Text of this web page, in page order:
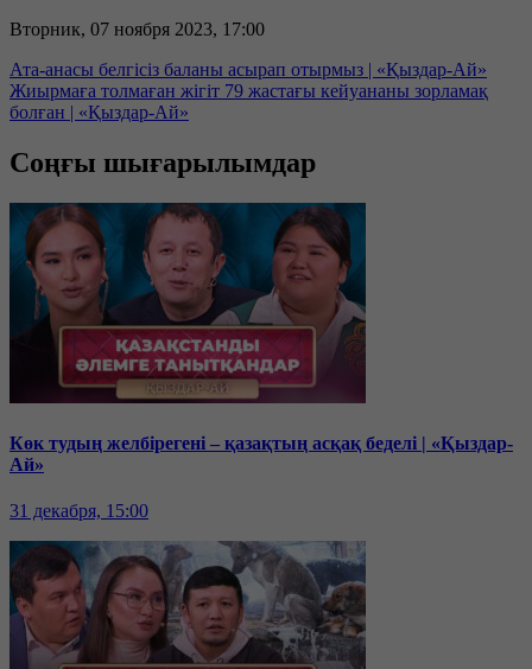
Вторник, 07 ноября 2023, 17:00
Ата-анасы белгісіз баланы асырап отырмыз | «Қыздар-Ай»
Жиырмаға толмаған жігіт 79 жастағы кейуананы зорламақ
болған | «Қыздар-Ай»
Соңғы шығарылымдар
Көк тудың желбірегені – қазақтың асқақ беделі | «Қыздар-
Ай»
31 декабря, 15:00